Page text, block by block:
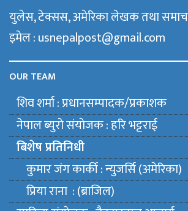
युलेस, टेक्सस, अमेरिका लेखक तथा
इमेल : usnepalpost@gmail.com
OUR TEAM
शिव शर्मा : प्रधानसम्पादक/प्रकाशक
नेपाल ब्युराे संयाेजक : हरि भट्टराई
बिशेष प्रतिनिधी
कुमार जंग कार्की : न्युजर्सि (अमेरिका)
प्रिया राना : (ब्राजिल)